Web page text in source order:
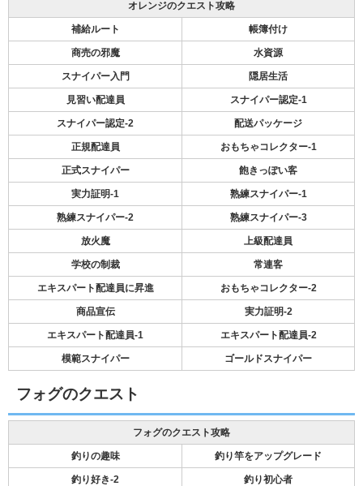
オレンジのクエスト攻略
補給ルート 帳簿付け
商売の邪魔 水資源
スナイパー入門 隠居生活
見習い配達員 スナイパー認定-1
スナイパー認定-2 配送パッケージ
正規配達員 おもちゃコレクター-1
正式スナイパー 飽きっぽい客
実力証明-1 熟練スナイパー-1
熟練スナイパー-2 熟練スナイパー-3
放火魔 上級配達員
学校の制裁 常連客
エキスパート配達員に昇進 おもちゃコレクター-2
商品宣伝 実力証明-2
エキスパート配達員-1 エキスパート配達員-2
模範スナイパー ゴールドスナイパー
フォグのクエスト
フォグのクエスト攻略
釣りの趣味 釣り竿をアップグレード
釣り好き-2 釣り初心者